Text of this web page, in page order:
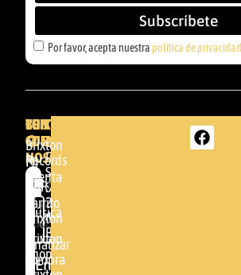
Por favor, acepta nuestra política de privacidad
Subscríbete
BRIXTON
DENDA -
SHOP
Somera
24
48005 -
BILBAO
(+34)
BRIXTON
Brixton
Records
GBR
Música
Brixton
Shop
TU
CUENTA
Mi
cuenta
Carrito
Brixton
Finalizar
compra
CONTACTA
CON
NOSOTROS
Por
favor,
acepta
nuestra
política de
Enviar